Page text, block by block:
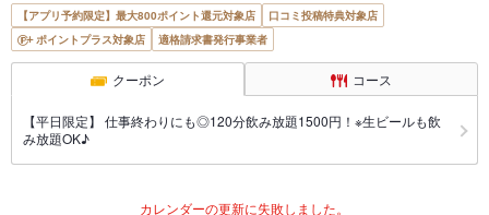
【アプリ予約限定】最大800ポイント還元対象店
口コミ投稿特典対象店
ポイントプラス対象店
適格請求書発行事業者
クーポン コース
【平日限定】 仕事終わりにも◎120分飲み放題1500円！※生ビールも飲
み放題OK♪
カレンダーの更新に失敗しました。